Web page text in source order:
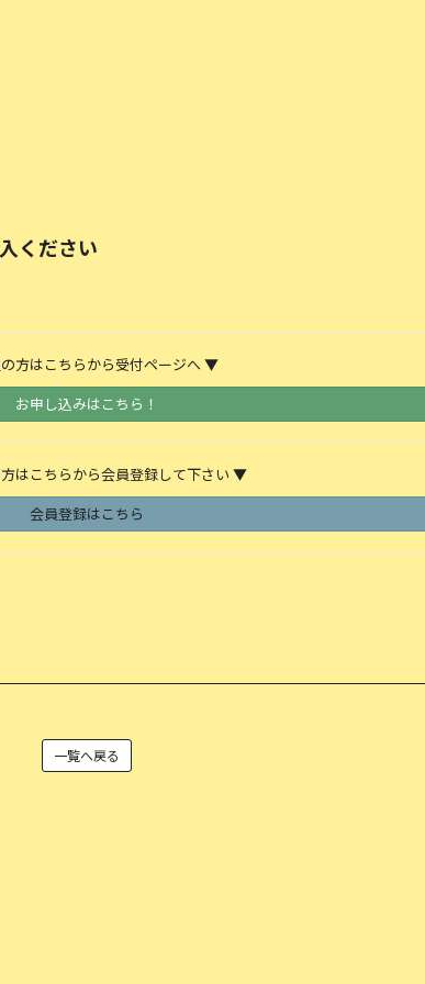
ください
方はこちらから受付ページへ ▼
お申し込みはこちら！
はこちらから会員登録して下さい ▼
会員登録はこちら
一覧へ戻る